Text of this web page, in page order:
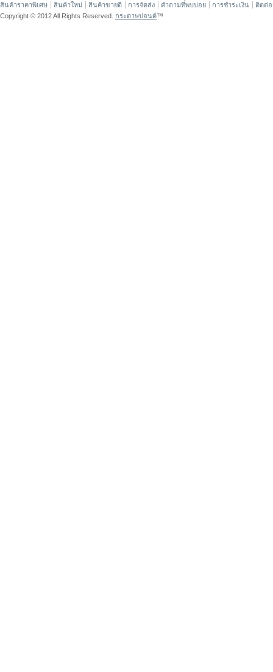
สินค้าราคาพิเศษ สินค้าใหม่ สินค้าขายดี การจัดส่ง คำถามที่พบบ่อย การชำระเงิน
ติดต่อ
Copyright © 2012 All Rights Reserved. กระดาษปอนด์™